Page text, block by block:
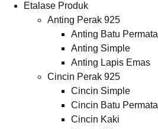
Etalase Produk
Anting Perak 925
Anting Batu Permata
Anting Simple
Anting Lapis Emas
Cincin Perak 925
Cincin Simple
Cincin Batu Permata
Cincin Kaki